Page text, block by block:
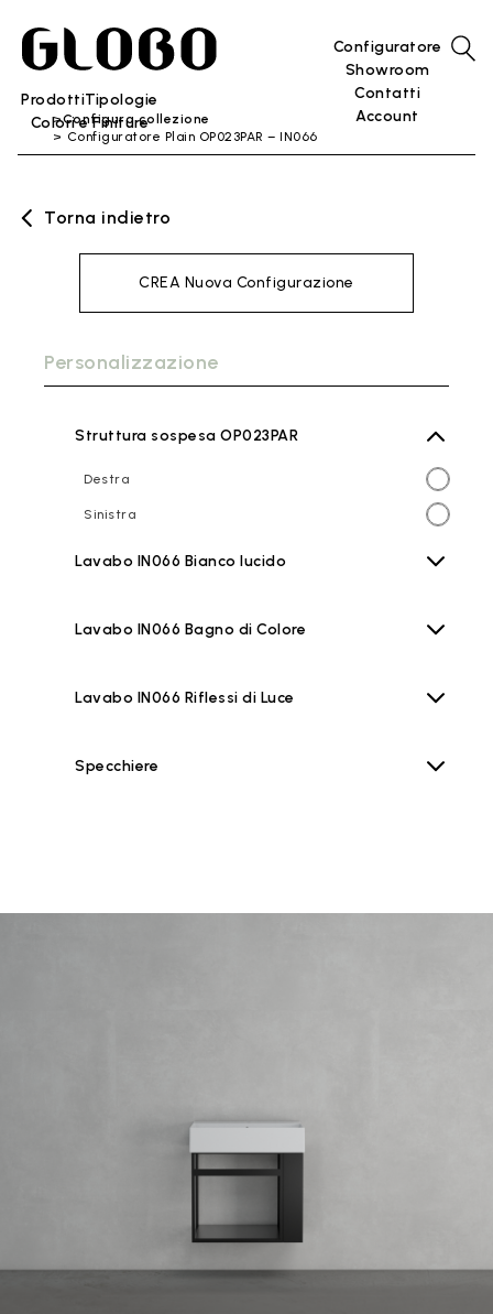
ProdottiTipologie
Colori e Finiture
Configuratore
Showroom
Contatti
Account
Configura collezione
Configuratore Plain OP023PAR – IN066
Torna indietro
CREA Nuova Configurazione
Personalizzazione
Struttura sospesa OP023PAR
Destra
Sinistra
Lavabo IN066 Bianco lucido
Lavabo IN066 Bagno di Colore
Lavabo IN066 Riflessi di Luce
Specchiere